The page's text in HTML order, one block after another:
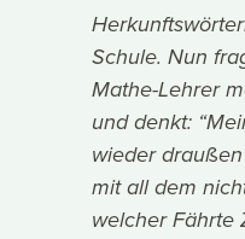
Schule. Nun
Mathe-Lehrer
und denkt:
wieder
mit all dem
welcher Fährte